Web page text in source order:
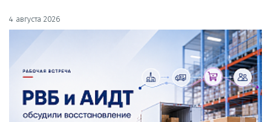
4 августа 2026